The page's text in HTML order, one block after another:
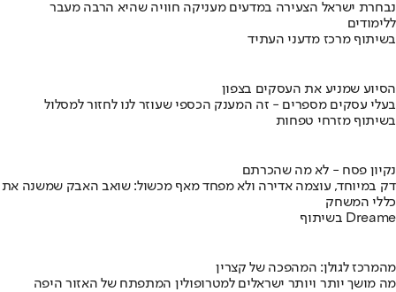
נבחרת ישראל הצעירה במדעים מעניקה חוויה שהיא הרבה מעבר
ללימודים
בשיתוף מרכז מדעני העתיד
הסיוע שמניע את העסקים בצפון
בעלי עסקים מספרים - זה המענק הכספי שעוזר לנו לחזור למסלול
בשיתוף מזרחי טפחות
נקיון פסח - לא מה שהכרתם
דק במיוחד, עוצמה אדירה ולא מפחד מאף מכשול: שואב האבק שמשנה את
כללי המשחק
בשיתוף Dreame
מהמרכז לגולן: המהפכה של קצרין
מה מושך יותר ויותר ישראלים למטרופולין המתפתח של האזור היפה